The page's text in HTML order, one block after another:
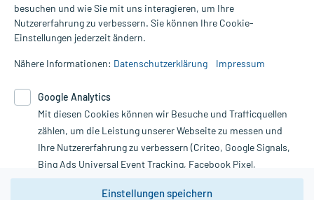
Alle Preise gelten inkl. MwSt., ggf. zzgl. Versandkosten
Informationen auf dieser Website werden ausschließlich für
die Untersuchung und Behandlung durch einen Arzt. Bitte
Therapien eingeleitet werden können. | Diese Webseite benutzt
Google Analytics. Lesen Sie bitte dazu die wichtigen Hinweise in
unserer Datenschutzerklärung. Für den Widerruf einer Bestellung
nutzen Sie das Formular:
Vertrag widerrufen
besuchen und wie Sie mit uns interagieren, um Ihre
Nutzererfahrung zu verbessern. Sie können Ihre Cookie-
Einstellungen jederzeit ändern.
Nähere Informationen: Datenschutzerklärung Impressum
Google Analytics
Mit diesen Cookies können wir Besuche und Trafficquellen
zählen, um die Leistung unserer Webseite zu messen und
Ihre Nutzererfahrung zu verbessern (Criteo, Google Signals,
Bing Ads Universal Event Tracking, Facebook Pixel,
Youtube-Social Plugin).
Einstellungen speichern